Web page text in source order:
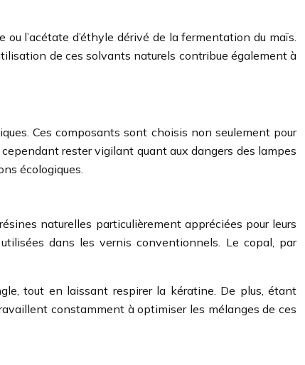
l’acétate d’éthyle dérivé de la fermentation du maïs.
de ces solvants naturels contribue également à
Ces composants sont choisis non seulement pour
rester vigilant quant aux dangers des lampes
écologiques.
naturelles particulièrement appréciées pour leurs
dans les vernis conventionnels. Le copal, par
tout en laissant respirer la kératine. De plus, étant
constamment à optimiser les mélanges de ces